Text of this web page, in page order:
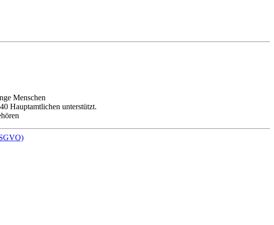
Menschen
Hauptamtlichen unterstützt.